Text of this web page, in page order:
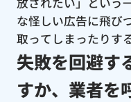
な怪しい広告に飛び
取ってしまったりす
失敗を回避す
すか、業者を